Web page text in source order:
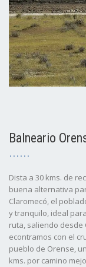
Balneario
Dista a 30 kms. de
buena alternativa
Claromecó, el
y tranquilo, ideal
ruta, saliendo desde
econtramos con el
pueblo de Orense,
kms. por camino